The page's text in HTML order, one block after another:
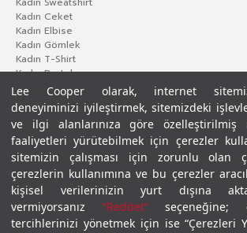
Lee Cooper olarak, internet
deneyiminizi iyileştirmek, sitemizdeki
ve ilgi alanlarınıza göre özelleştirilmiş
faaliyetleri yürütebilmek için çerezler
sitemizin çalışması için zorunlu olan
çerezlerin kullanımına ve bu çerezler
kişisel verilerinizin yurt dışına
vermiyorsanız “Reddet”seçeneğine;
tercihlerinizi yönetmek için ise “Çerezleri
Kadın Ceket
Kadın Elbise
Kadın Gömlek
Kadın T-Shirt
Kadın Pantolon
Gizlilik PolitikasıÇerez PolitikasıKVKK Aydınlatma